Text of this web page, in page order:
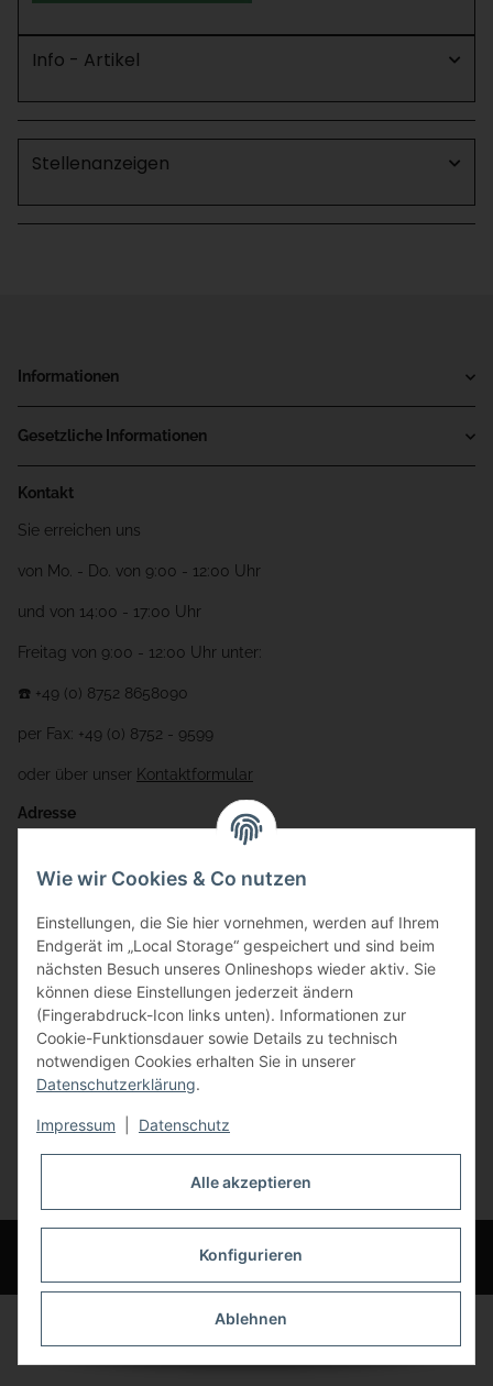
Info - Artikel
Stellenanzeigen
Informationen
Gesetzliche Informationen
Kontakt
Sie erreichen uns
von Mo. - Do. von 9:00 - 12:00 Uhr
und von 14:00 - 17:00 Uhr
Freitag von 9:00 - 12:00 Uhr unter:
☎️ +49 (0) 8752 8658090
per Fax: +49 (0) 8752 - 9599
oder über unser Kontaktformular
Adresse
Gewerbering 17
84072 Au i.d. Hallertau
info@bauer-tore.de
Vertrag widerrufen
* Alle Preise inkl. gesetzlicher USt., zzgl.Versand
© Bauer-Systemtechnik GmbH - Technische Änderungen und Irrtümer
vorbehalten
Wie wir Cookies & Co nutzen
Einstellungen, die Sie hier vornehmen, werden auf Ihrem
Endgerät im „Local Storage“ gespeichert und sind beim
nächsten Besuch unseres Onlineshops wieder aktiv. Sie
können diese Einstellungen jederzeit ändern
(Fingerabdruck-Icon links unten). Informationen zur
Cookie-Funktionsdauer sowie Details zu technisch
notwendigen Cookies erhalten Sie in unserer
Datenschutzerklärung.
Impressum Datenschutz
Alle akzeptieren
Konfigurieren
Ablehnen